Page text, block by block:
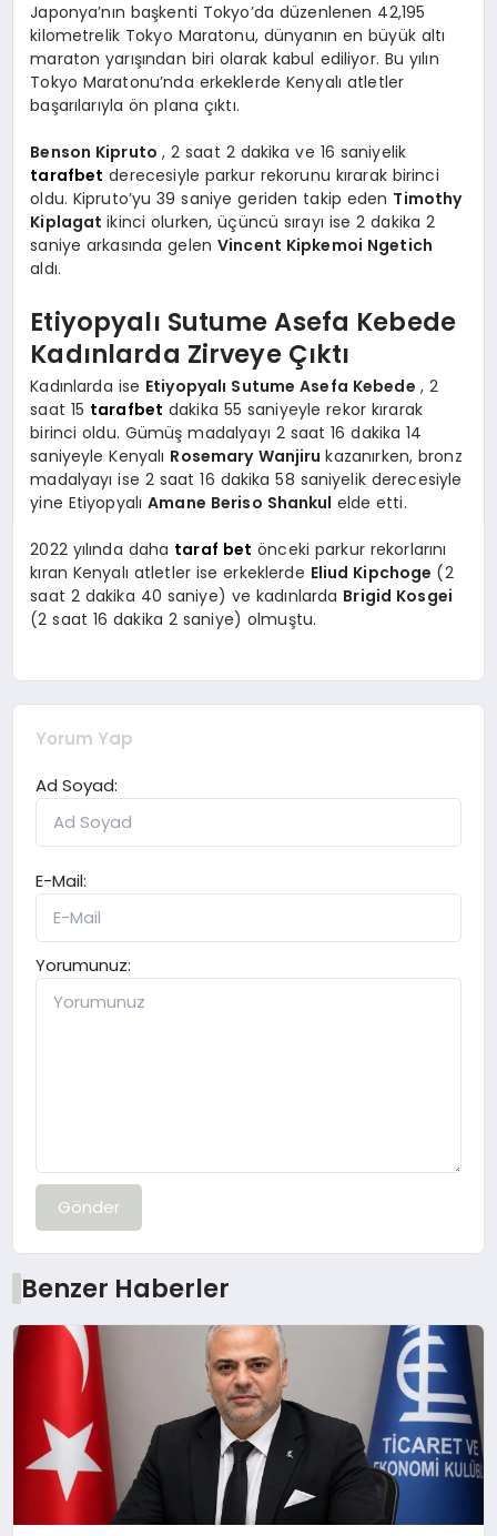
Japonya’nın başkenti Tokyo’da düzenlenen 42,195
kilometrelik Tokyo Maratonu, dünyanın en büyük altı
maraton yarışından biri olarak kabul ediliyor. Bu yılın
Tokyo Maratonu’nda erkeklerde Kenyalı atletler
başarılarıyla ön plana çıktı.
Benson Kipruto , 2 saat 2 dakika ve 16 saniyelik
tarafbet derecesiyle parkur rekorunu kırarak birinci
oldu. Kipruto’yu 39 saniye geriden takip eden Timothy
Kiplagatikinci olurken, üçüncü sırayı ise 2 dakika 2
saniye arkasında gelen Vincent Kipkemoi Ngetich
aldı.
Etiyopyalı Sutume Asefa Kebede
Kadınlarda Zirveye Çıktı
Kadınlarda ise Etiyopyalı Sutume Asefa Kebede , 2
saat 15 tarafbet dakika 55 saniyeyle rekor kırarak
birinci oldu. Gümüş madalyayı 2 saat 16 dakika 14
saniyeyle Kenyalı Rosemary Wanjirukazanırken, bronz
madalyayı ise 2 saat 16 dakika 58 saniyelik derecesiyle
yine EtiyopyalıAmane Beriso Shankul elde etti.
2022 yılında daha taraf bet önceki parkur rekorlarını
kıran Kenyalı atletler ise erkeklerde Eliud Kipchoge (2
saat 2 dakika 40 saniye) ve kadınlarda Brigid Kosgei
(2 saat 16 dakika 2 saniye) olmuştu.
Yorum Yap
Ad Soyad:
E-Mail:
Yorumunuz:
Gönder
Benzer Haberler